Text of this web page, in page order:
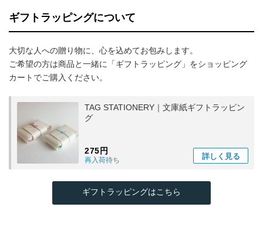
ギフトラッピングについて
大切な人への贈り物に、心を込めてお包みします。
ご希望の方は商品と一緒に「ギフトラッピング」をショッピング
カートでご購入ください。
TAG STATIONERY｜文庫紙ギフトラッピン
グ
275円
再入荷待ち 詳しく 見る
ギフトラッピングはこちら